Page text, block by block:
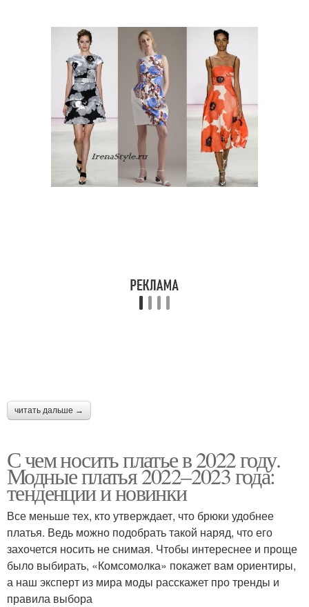
читать дальше →
С чем носить платье в 2022 году.
Модные платья 2022–2023 года:
тенденции и новинки
Все меньше тех, кто утверждает, что брюки удобнее
платья. Ведь можно подобрать такой наряд, что его
захочется носить не снимая. Чтобы интереснее и проще
было выбирать, «Комсомолка» покажет вам ориентиры,
а наш эксперт из мира моды расскажет про тренды и
правила выбора